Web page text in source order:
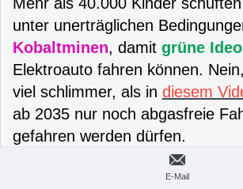
unter unerträglichen
Kobaltminen, damit grüne
Elektroauto fahren können.
viel schlimmer, als in diesem
ab 2035 nur noch abgasfreie
gefahren werden dürfen.
: So schlimm wird es
wenn all die Geimpften tot sind. Mit max.
E-Mail